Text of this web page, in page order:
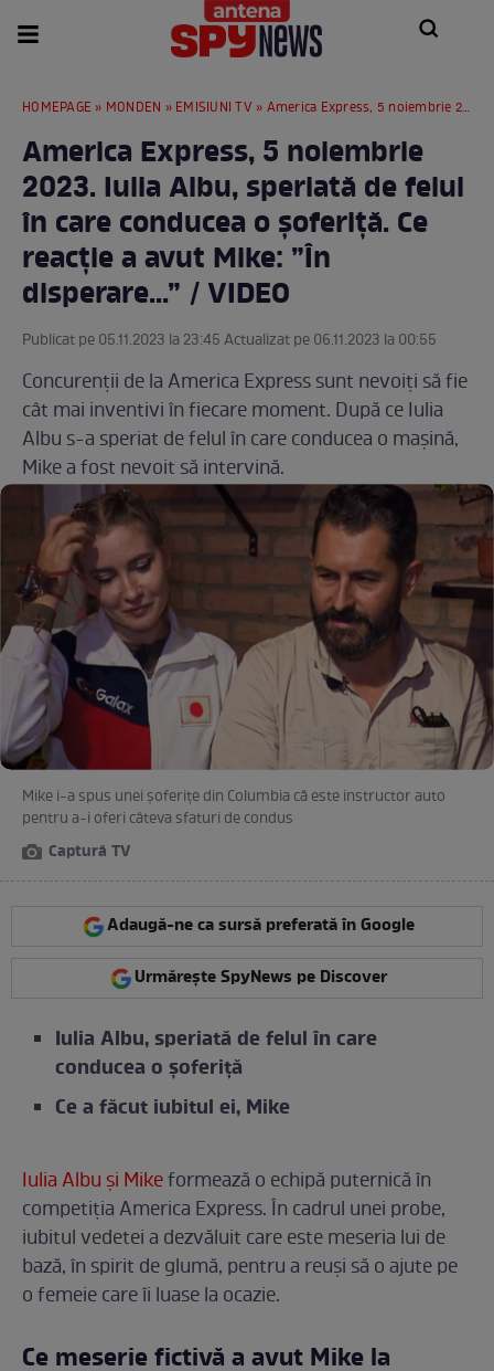
HOMEPAGE » MONDEN » EMISIUNI TV » America Express, 5 noiembrie 2023. Iulia Albu, speriată de felul în care conducea o șoferiță. Ce reacție a avut Mike: ”În disperare...” / VIDEO
America Express, 5 noiembrie
2023. Iulia Albu, speriată de felul
în care conducea o șoferiță. Ce
reacție a avut Mike: ”În
disperare...” / VIDEO
Publicat pe 05.11.2023 la 23:45 Actualizat pe 06.11.2023 la 00:55
Concurenții de la America Express sunt nevoiți să fie
cât mai inventivi în fiecare moment. După ce Iulia
Albu s-a speriat de felul în care conducea o mașină,
Mike a fost nevoit să intervină.
Mike i-a spus unei șoferițe din Columbia că este instructor auto
pentru a-i oferi câteva sfaturi de condus
Captură TV
Adaugă-ne ca sursă preferată în Google
Urmărește SpyNews pe Discover
Iulia Albu, speriată de felul în care
conducea o șoferiță
Ce a făcut iubitul ei, Mike
Iulia Albu și Mikeformează o echipă puternică în
competiția America Express. În cadrul unei probe,
iubitul vedetei a dezvăluit care este meseria lui de
bază, în spirit de glumă, pentru a reuși să o ajute pe
o femeie care îi luase la ocazie.
Ce meserie fictivă a avut Mike la